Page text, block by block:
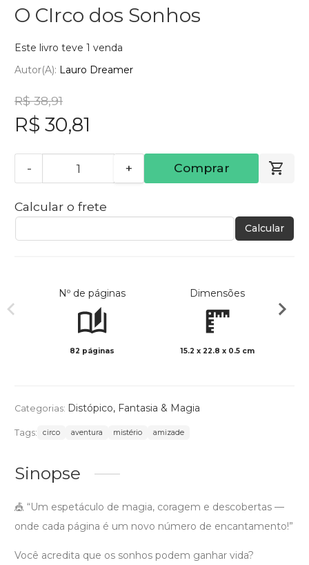
O CIrco dos Sonhos
Este livro teve 1 venda
Autor(a): Lauro Dreamer
R$ 38,91
R$ 30,81
- + Comprar
Calcular o frete
Calcular
Nº de páginas
82 páginas
Dimensões
15.2 x 22.8 x 0.5 cm
Categorias: Distópico, Fantasia & Magia
Tags: circo aventura mistério amizade
Sinopse
🎪 “Um espetáculo de magia, coragem e descobertas —
onde cada página é um novo número de encantamento!”
Você acredita que os sonhos podem ganhar vida?